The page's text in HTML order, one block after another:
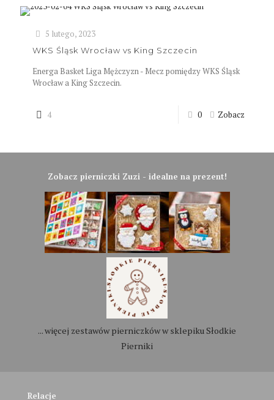
5 lutego, 2023
WKS Śląsk Wrocław vs King Szczecin
Energa Basket Liga Mężczyzn - Mecz pomiędzy WKS Śląsk
Wrocław a King Szczecin.
4 0 Zobacz
Zobacz pierniczki Zuzi - idealne na prezent!
... więcej zestawów pierniczków w sklepiku Słodkie
Pierniki
Relacje